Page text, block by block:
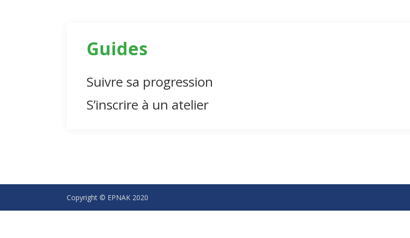
Guides
Suivre sa progression
S’inscrire à un atelier
Copyright © EPNAK 2020